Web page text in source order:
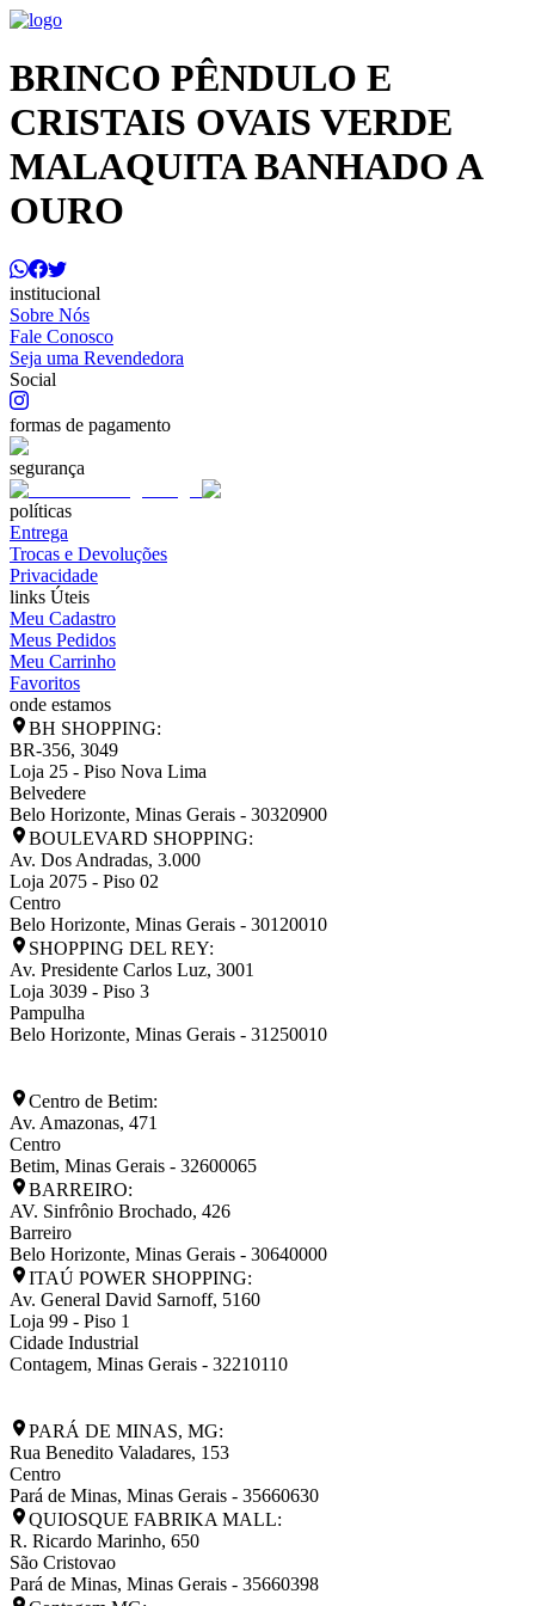
BRINCO PÊNDULO E
CRISTAIS OVAIS VERDE
MALAQUITA BANHADO A
OURO
institucional
Sobre Nós
Fale Conosco
Seja uma Revendedora
Social
formas de pagamento
segurança
políticas
Entrega
Trocas e Devoluções
Privacidade
links Úteis
Meu Cadastro
Meus Pedidos
Meu Carrinho
Favoritos
onde estamos
BH SHOPPING:
BR-356, 3049
Loja 25 - Piso Nova Lima
Belvedere
Belo Horizonte, Minas Gerais - 30320900
BOULEVARD SHOPPING:
Av. Dos Andradas, 3.000
Loja 2075 - Piso 02
Centro
Belo Horizonte, Minas Gerais - 30120010
SHOPPING DEL REY:
Av. Presidente Carlos Luz, 3001
Loja 3039 - Piso 3
Pampulha
Belo Horizonte, Minas Gerais - 31250010
Centro de Betim:
Av. Amazonas, 471
Centro
Betim, Minas Gerais - 32600065
BARREIRO:
AV. Sinfrônio Brochado, 426
Barreiro
Belo Horizonte, Minas Gerais - 30640000
ITAÚ POWER SHOPPING:
Av. General David Sarnoff, 5160
Loja 99 - Piso 1
Cidade Industrial
Contagem, Minas Gerais - 32210110
PARÁ DE MINAS, MG:
Rua Benedito Valadares, 153
Centro
Pará de Minas, Minas Gerais - 35660630
QUIOSQUE FABRIKA MALL:
R. Ricardo Marinho, 650
São Cristovao
Pará de Minas, Minas Gerais - 35660398